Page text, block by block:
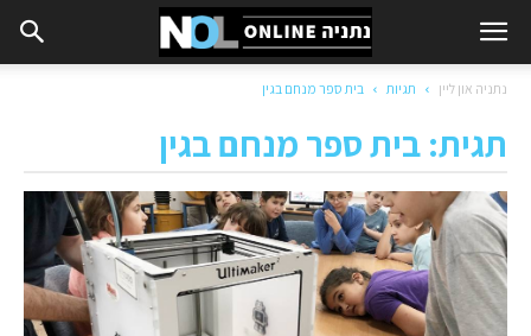
נתניה און ליין תגיות בית ספר מנחם בגין
תגית: בית ספר מנחם בגין